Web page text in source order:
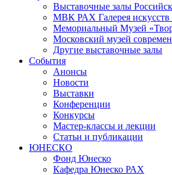
Выставочные залы
МВК РАХ Галерея искусств
Мемориальный Музей
Московский музей
Другие выставочные залы
События
Анонсы
Новости
Выставки
Конференции
Конкурсы
Мастер-классы и лекции
Статьи и публикации
ЮНЕСКО
Фонд Юнеско
Кафедра Юнеско РАХ